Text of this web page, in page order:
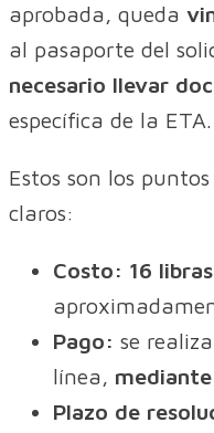
aprobada, queda
al pasaporte del
necesario llevar
específica de la ETA.
Estos son los
claros:
Costo: 16 libras
Pago: se
línea,
Plazo de